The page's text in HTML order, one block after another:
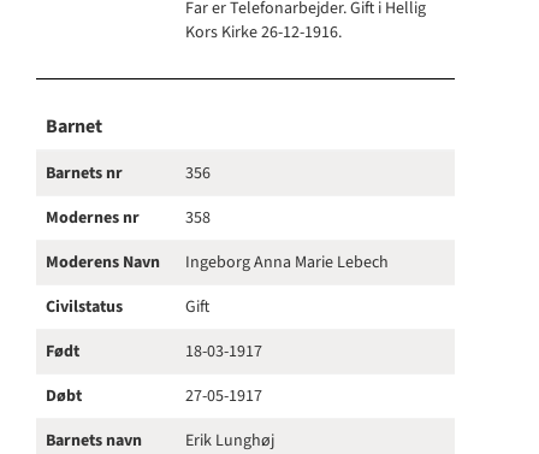
Far er Telefonarbejder. Gift i Hellig
Kors Kirke 26-12-1916.
Barnet
Barnets nr
356
Modernes nr
358
Moderens Navn
Ingeborg Anna Marie Lebech
Civilstatus
Gift
Født
18-03-1917
Døbt
27-05-1917
Barnets navn
Erik Lunghøj